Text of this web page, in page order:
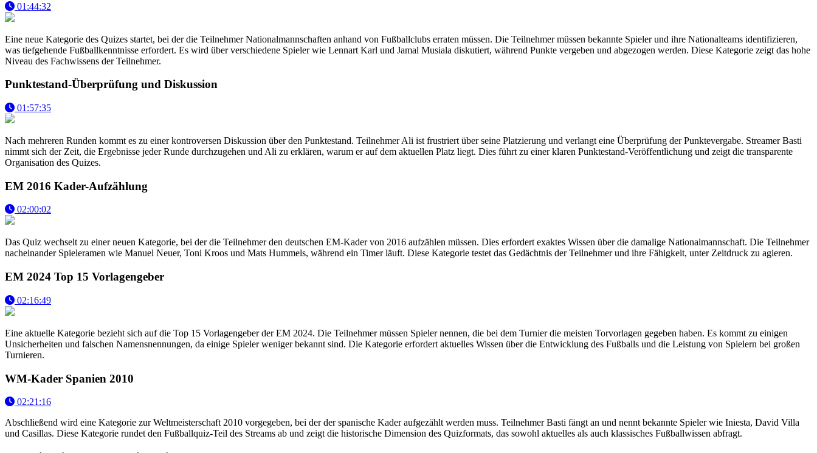
01:44:32
Eine neue Kategorie des Quizes startet, bei der die Teilnehmer Nationalmannschaften anhand von Fußballclubs erraten müssen. Die Teilnehmer müssen bekannte Spieler und ihre Nationalteams identifizieren,
was tiefgehende Fußballkenntnisse erfordert. Es wird über verschiedene Spieler wie Lennart Karl und Jamal Musiala diskutiert, während Punkte vergeben und abgezogen werden. Diese Kategorie zeigt das hohe
Niveau des Fachwissens der Teilnehmer.
Punktestand-Überprüfung und Diskussion
01:57:35
Nach mehreren Runden kommt es zu einer kontroversen Diskussion über den Punktestand. Teilnehmer Ali ist frustriert über seine Platzierung und verlangt eine Überprüfung der Punktevergabe. Streamer Basti
nimmt sich der Zeit, die Ergebnisse jeder Runde durchzugehen und Ali zu erklären, warum er auf dem aktuellen Platz liegt. Dies führt zu einer klaren Punktestand-Veröffentlichung und zeigt die transparente
Organisation des Quizes.
EM 2016 Kader-Aufzählung
02:00:02
Das Quiz wechselt zu einer neuen Kategorie, bei der die Teilnehmer den deutschen EM-Kader von 2016 aufzählen müssen. Dies erfordert exaktes Wissen über die damalige Nationalmannschaft. Die Teilnehmer
nacheinander Spieleramen wie Manuel Neuer, Toni Kroos und Mats Hummels, während ein Timer läuft. Diese Kategorie testet das Gedächtnis der Teilnehmer und ihre Fähigkeit, unter Zeitdruck zu agieren.
EM 2024 Top 15 Vorlagengeber
02:16:49
Eine aktuelle Kategorie bezieht sich auf die Top 15 Vorlagengeber der EM 2024. Die Teilnehmer müssen Spieler nennen, die bei dem Turnier die meisten Torvorlagen gegeben haben. Es kommt zu einigen
Unsicherheiten und falschen Namensnennungen, da einige Spieler weniger bekannt sind. Die Kategorie erfordert aktuelles Wissen über die Entwicklung des Fußballs und die Leistung von Spielern bei großen
Turnieren.
WM-Kader Spanien 2010
02:21:16
Abschließend wird eine Kategorie zur Weltmeisterschaft 2010 vorgegeben, bei der der spanische Kader aufgezählt werden muss. Teilnehmer Basti fängt an und nennt bekannte Spieler wie Iniesta, David Villa
und Casillas. Diese Kategorie rundet den Fußballquiz-Teil des Streams ab und zeigt die historische Dimension des Quizformats, das sowohl aktuelles als auch klassisches Fußballwissen abfragt.